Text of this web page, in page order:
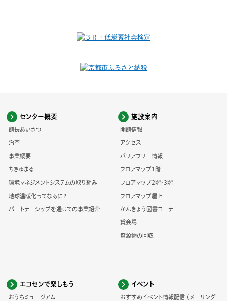
センター概要
館長あいさつ
沿革
事業概要
ちきゅまる
環境マネジメントシステムの取り組み
地球温暖化ってなぁに？
パートナーシップを通じての事業紹介
施設案内
開館情報
アクセス
バリアフリー情報
フロアマップ1階
フロアマップ2階・3階
フロアマップ屋上
かんきょう図書コーナー
貸会場
資源物の回収
エコセンで楽しもう
おうちミュージアム
イベント
おすすめイベント情報配信 (メーリング